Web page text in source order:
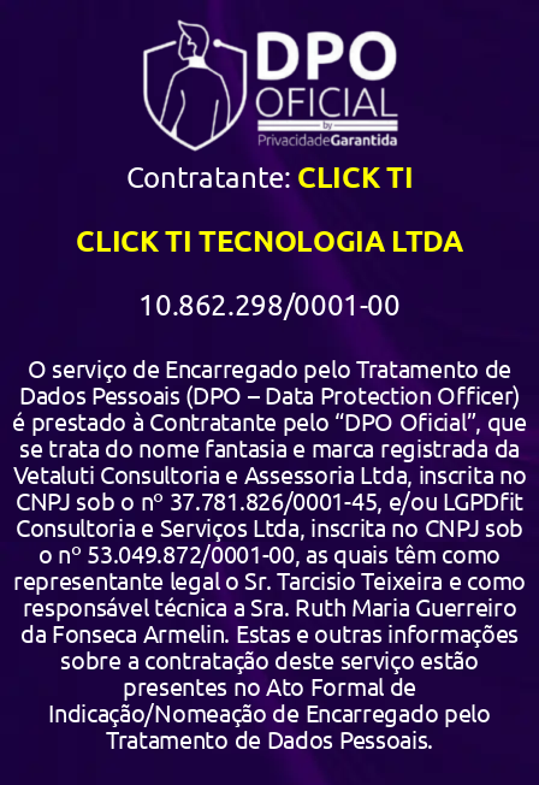
Contratante: CLICK TI
CLICK TI TECNOLOGIA LTDA
10.862.298/0001-00
O serviço de Encarregado pelo Tratamento de
Dados Pessoais (DPO – Data Protection Officer)
é prestado à Contratante pelo “DPO Oficial”, que
se trata do nome fantasia e marca registrada da
Vetaluti Consultoria e Assessoria Ltda, inscrita no
CNPJ sob o nº 37.781.826/0001-45, e/ou LGPDfit
Consultoria e Serviços Ltda, inscrita no CNPJ sob
o nº 53.049.872/0001-00, as quais têm como
representante legal o Sr. Tarcisio Teixeira e como
responsável técnica a Sra. Ruth Maria Guerreiro
da Fonseca Armelin. Estas e outras informações
sobre a contratação deste serviço estão
presentes no Ato Formal de
Indicação/Nomeação de Encarregado pelo
Tratamento de Dados Pessoais.